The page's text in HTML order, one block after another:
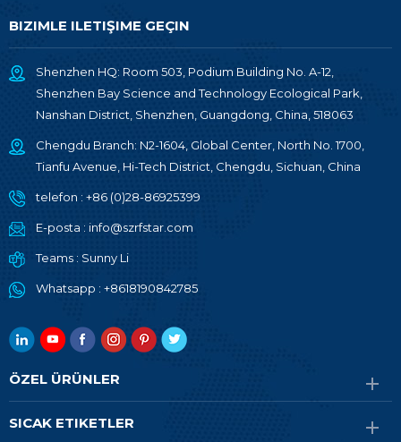
BIZIMLE ILETIŞIME GEÇIN
Shenzhen HQ: Room 503, Podium Building No. A-12,
Shenzhen Bay Science and Technology Ecological Park,
Nanshan District, Shenzhen, Guangdong, China, 518063
Chengdu Branch: N2-1604, Global Center, North No. 1700,
Tianfu Avenue, Hi-Tech District, Chengdu, Sichuan, China
telefon : +86 (0)28-86925399
E-posta : info@szrfstar.com
Teams : Sunny Li
Whatsapp : +8618190842785
ÖZEL ÜRÜNLER
SICAK ETIKETLER